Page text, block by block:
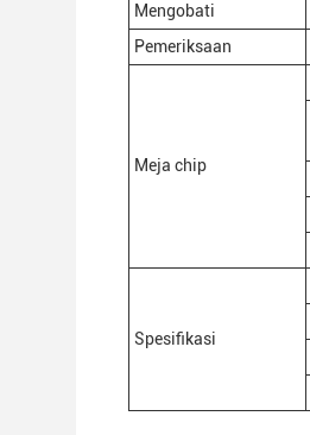
Mengobati
Pemeriksaan
Meja chip
Spesifikasi